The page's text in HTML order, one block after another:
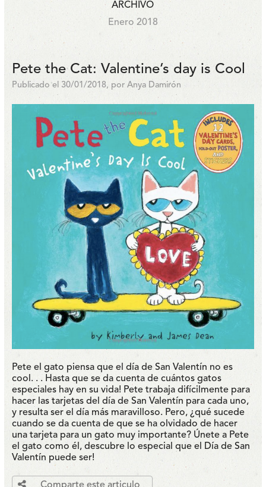
ARCHIVO
Enero 2018
Pete the Cat: Valentine’s day is Cool
Publicado el 30/01/2018, por Anya Damirón
Pete el gato piensa que el día de San Valentín no es
cool. . . Hasta que se da cuenta de cuántos gatos
especiales hay en su vida! Pete trabaja difícilmente para
hacer las tarjetas del día de San Valentín para cada uno,
y resulta ser el día más maravilloso. Pero, ¿qué sucede
cuando se da cuenta de que se ha olvidado de hacer
una tarjeta para un gato muy importante? Únete a Pete
el gato como él, descubre lo especial que el Día de San
Valentín puede ser!